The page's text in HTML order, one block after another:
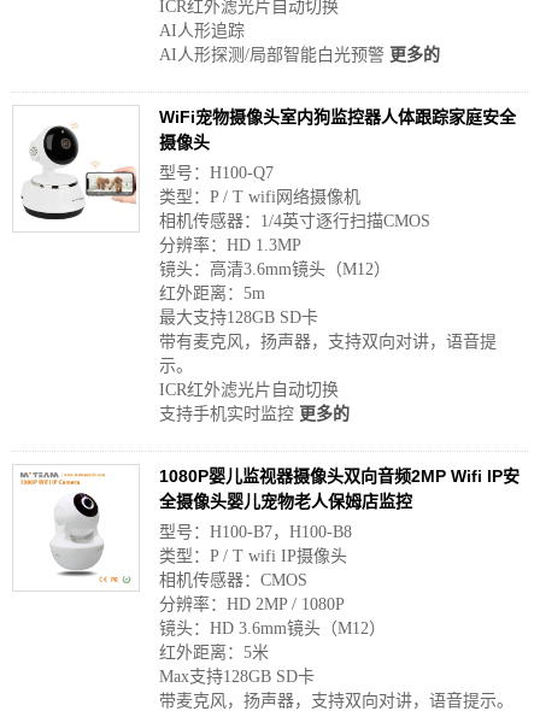
ICR红外滤光片自动切换
AI人形追踪
AI人形探测/局部智能白光预警 更多的
WiFi宠物摄像头室内狗监控器人体跟踪家庭安全
摄像头
型号：H100-Q7
类型：P / T wifi网络摄像机
相机传感器：1/4英寸逐行扫描CMOS
分辨率：HD 1.3MP
镜头：高清3.6mm镜头（M12）
红外距离：5m
最大支持128GB SD卡
带有麦克风，扬声器，支持双向对讲，语音提
示。
ICR红外滤光片自动切换
支持手机实时监控 更多的
1080P婴儿监视器摄像头双向音频2MP Wifi IP安
全摄像头婴儿宠物老人保姆店监控
型号：H100-B7，H100-B8
类型：P / T wifi IP摄像头
相机传感器：CMOS
分辨率：HD 2MP / 1080P
镜头：HD 3.6mm镜头（M12）
红外距离：5米
Max支持128GB SD卡
带麦克风，扬声器，支持双向对讲，语音提示。